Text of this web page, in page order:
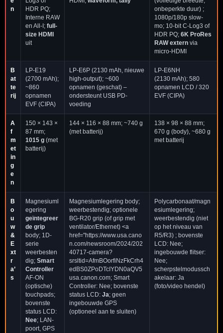
n
HDR PQ;
Interne RAW
en All-I; full-
size HDMI
uit
onbeperkte duur) ;
1080p/180p slow-
mo; 10-bit C-Log3 of
HDR PQ; 6K ProRes
RAW extern via
micro-HDMI
B
at
te
rij
LP-E19
(2700 mAh);
~860
opnamen
EVF (CIPA)
LP-E6P (2130 mAh, nieuwe
high-output); ~600
opnamen (geschat) –
ondersteunt USB PD-
voeding
LP-E6NH
(2130 mAh); 580
opnamen LCD / 320
EVF (CIPA)
A
f
m
et
in
g
e
n
150 × 143 ×
87 mm;
1015 g (met
batterij)
144 × 116 × 88 mm; ~740 g
(met batterij)
138 × 98 × 88 mm;
670 g (body), ~680 g
met batterij
B
o
u
w
&
E
xt
r
a’
s
Magnesiuml
egering
geïntegreer
de grip
body; 1D-
serie
weerbesten
dig; Smart
Controller
AF-ON
(optische)
touchpads;
bovenste
status LCD:
Nee; LAN-
poort, GPS
Magnesiumlegering body;
weerbestendig; optionele
BG-R20 grip (of grip met
ventilator/Ethernet) <a
href="https://www.usa.cano
n.com/newsroom/2024/202
40717-camera?
srsltid=AfmBOorfiNzFkCrh4
edBS0ZPoDTcIYDN0aQV5
usa.canon.com; Smart
Controller: Nee; bovenste
status LCD: Ja; geen
ingebouwde GPS
(optioneel aan te sluiten)
Polycarbonaat/magn
esiumlegering;
weerbestendig (niet
op het niveau van
R5/R3) ; bovenste
LCD: Nee;
ingebouwde flitser:
Nee;
scherpstelmodussch
akelaar: Ja
(foto/video hendel)